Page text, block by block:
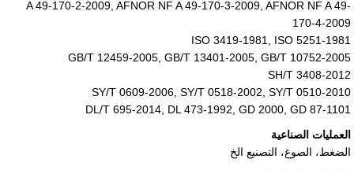
A 49-170-2-2009, AFNOR NF A 49-170-3-2009, AFNOR NF A 49-
170-4-2009
ISO 3419-1981, ISO 5251-1981
GB/T 12459-2005, GB/T 13401-2005, GB/T 10752-2005
SH/T 3408-2012
SY/T 0609-2006, SY/T 0518-2002, SY/T 0510-2010
DL/T 695-2014, DL 473-1992, GD 2000, GD 87-1101
العمليات الصناعية
الضغط، الصوغ، التصنيع الخ